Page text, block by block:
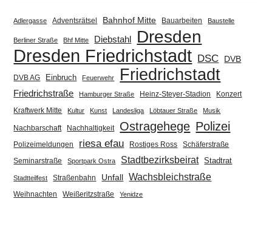
Adlergasse Adventsrätsel Bahnhof Mitte Bauarbeiten Baustelle
Berliner Straße Bhf Mitte Diebstahl Dresden
Dresden Friedrichstadt DSC DVB
DVB AG Einbruch Feuerwehr Friedrichstadt
Friedrichstraße Hamburger Straße Heinz-Steyer-Stadion
Konzert
Kraftwerk Mitte
Kultur Kunst Landesliga Löbtauer Straße Musik
Nachbarschaft Nachhaltigkeit Ostragehege Polizei
Polizeimeldungen riesa efau Rostiges Ross Schäferstraße
Seminarstraße Sportpark Ostra Stadtbezirksbeirat Stadtrat
Stadtteilfest Straßenbahn Unfall Wachsbleichstraße
Weihnachten Weißeritzstraße Yenidze